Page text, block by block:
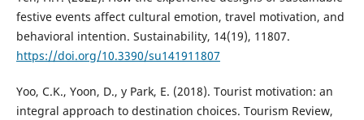
festive events affect cultural emotion, travel motivation, and
behavioral intention. Sustainability, 14(19), 11807.
https://doi.org/10.3390/su141911807
Yoo, C.K., Yoon, D., y Park, E. (2018). Tourist motivation: an
integral approach to destination choices. Tourism Review,